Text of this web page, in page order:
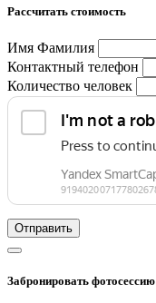
Рассчитать стоимость
Имя Фамилия
Контактный телефон
Количество человек
Отправить
Забронировать фотосессию